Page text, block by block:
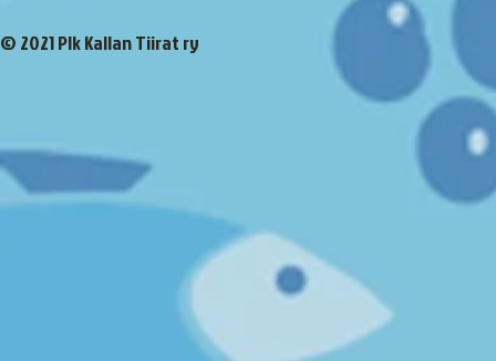
© 2021 Plk Kallan Tiirat ry